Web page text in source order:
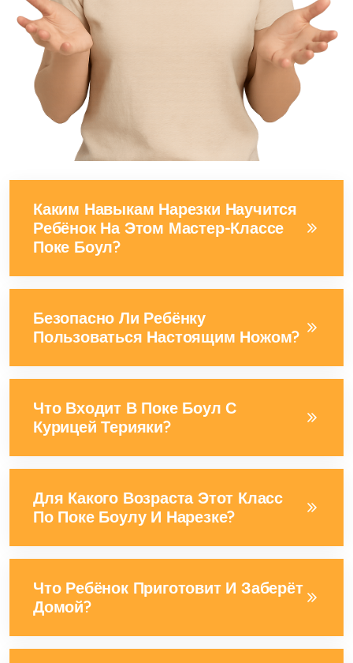
Каким Навыкам Нарезки Научится
Ребёнок На Этом Мастер-Классе
Поке Боул?
Безопасно Ли Ребёнку
Пользоваться Настоящим Ножом?
Что Входит В Поке Боул С
Курицей Терияки?
Для Какого Возраста Этот Класс
По Поке Боулу И Нарезке?
Что Ребёнок Приготовит И Заберёт
Домой?